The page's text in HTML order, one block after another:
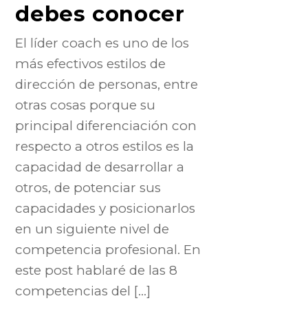
debes conocer
El líder coach es uno de los
más efectivos estilos de
dirección de personas, entre
otras cosas porque su
principal diferenciación con
respecto a otros estilos es la
capacidad de desarrollar a
otros, de potenciar sus
capacidades y posicionarlos
en un siguiente nivel de
competencia profesional. En
este post hablaré de las 8
competencias del […]